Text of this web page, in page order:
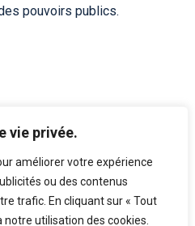
vie privée.
améliorer votre expérience
ou des contenus
trafic. En cliquant sur « Tout
utilisation des cookies.
pouvoirs publics.